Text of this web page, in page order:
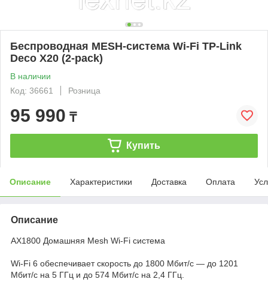
Беспроводная MESH-система Wi-Fi TP-Link
Deco X20 (2-pack)
В наличии
Код: 36661
Розница
95 990 ₸
Купить
Описание Характеристики Доставка Оплата
Описание
AX1800 Домашняя Mesh Wi-Fi система
Wi-Fi 6 обеспечивает скорость до 1800 Мбит/с — до 1201
Мбит/с на 5 ГГц и до 574 Мбит/с на 2,4 ГГц.